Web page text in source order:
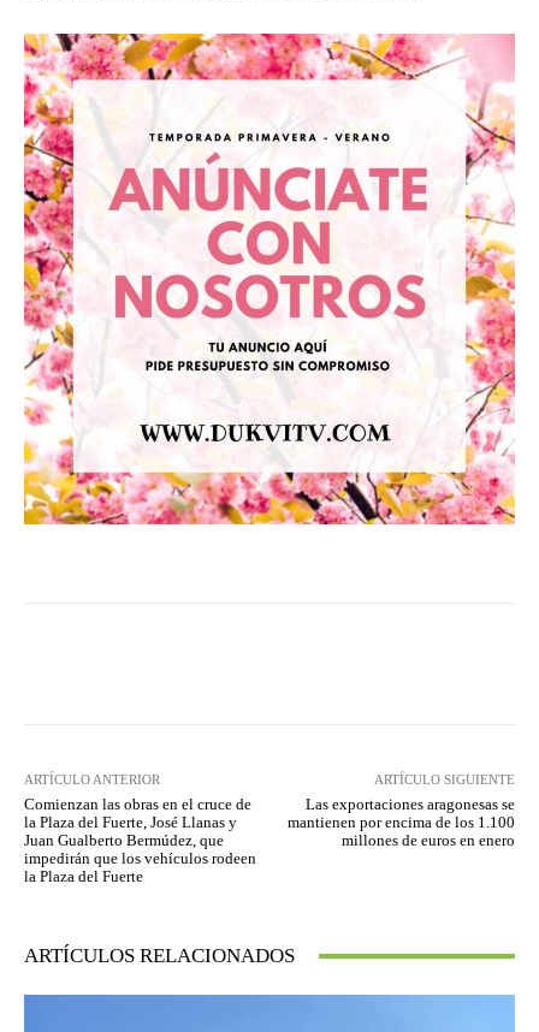
ARTÍCULO ANTERIOR
Comienzan las obras en el cruce de
la Plaza del Fuerte, José Llanas y
Juan Gualberto Bermúdez, que
impedirán que los vehículos rodeen
la Plaza del Fuerte
ARTÍCULO SIGUIENTE
Las exportaciones aragonesas se
mantienen por encima de los 1.100
millones de euros en enero
ARTÍCULOS RELACIONADOS